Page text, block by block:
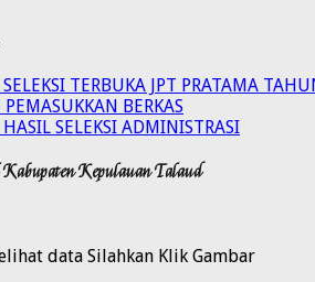
TERBUKA JPT PRATAMA
BERKAS
SELEKSI ADMINISTRASI
Kepulauan Talaud
data Silahkan Klik Gambar